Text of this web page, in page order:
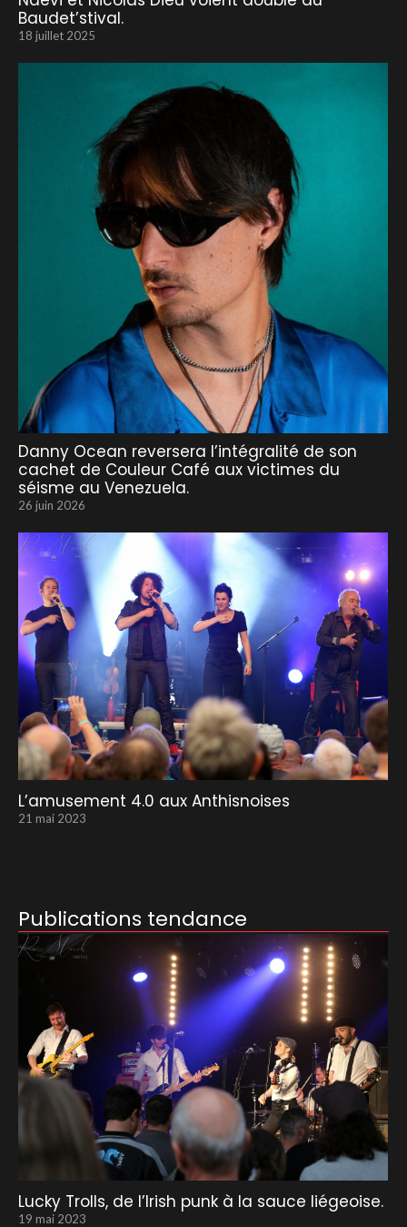
Baudet’stival.
18 juillet 2025
Danny Ocean reversera l’intégralité de son
cachet de Couleur Café aux victimes du
séisme au Venezuela.
26 juin 2026
L’amusement 4.0 aux Anthisnoises
21 mai 2023
Publications tendance
Lucky Trolls, de l’Irish punk à la sauce liégeoise.
19 mai 2023